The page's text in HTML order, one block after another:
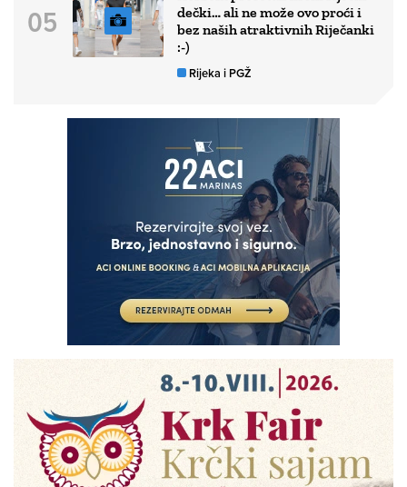
dečki… ali ne može ovo proći i
bez naših atraktivnih Riječanki
:-)
Rijeka i PGŽ